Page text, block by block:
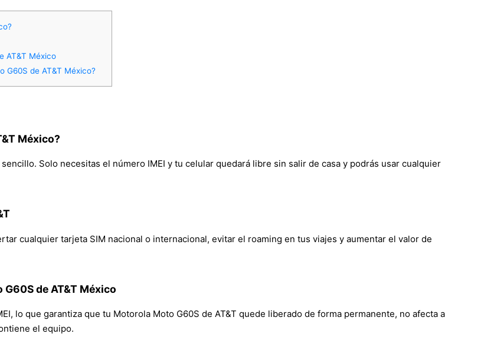
AT&T México
G60S de AT&T México?
México?
Solo necesitas el número IMEI y tu celular quedará libre sin salir de casa y podrás usar cualquier
cualquier tarjeta SIM nacional o internacional, evitar el roaming en tus viajes y aumentar el valor de
de AT&T México
lo que garantiza que tu Motorola Moto G60S de AT&T quede liberado de forma permanente, no afecta a
el equipo.